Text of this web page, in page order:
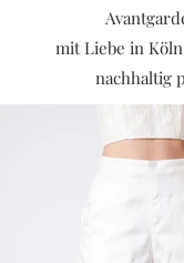
mit Liebe in
nachhaltig